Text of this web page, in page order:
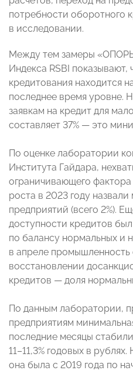
потребности оборотного
в исследовании.
Между тем замеры
Индекса RSBI показывают,
кредитования находится
последнее время уровне.
заявкам на кредит для
составляет 37% — это
По оценке лаборатории
Института Гайдара,
ограничивающего
роста в 2023 году
предприятий (всего 2%).
доступности кредитов
по балансу нормальных и
в апреле
восстановлении
кредитов — доля
По данным лаборатории,
предприятиям
последние месяцы
11–11,3% годовых в
она была с 2019 года по